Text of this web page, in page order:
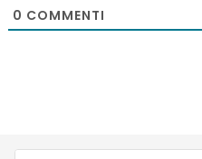
0 COMMENTI